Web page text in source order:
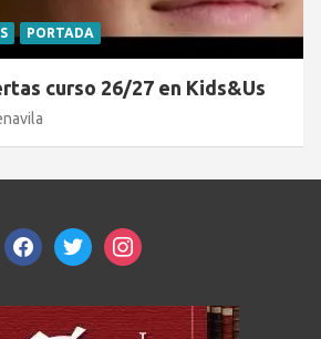
PORTADA
curso 26/27 en Kids&Us
facebooktwitterinstagram